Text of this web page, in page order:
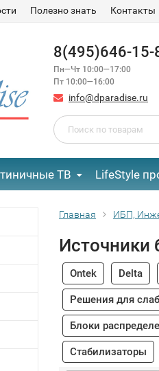
Полезно знать Контакты
8(495)646-15-
Пн—Чт 10:00—17:00
Пт 10:00—16:00
info@dparadise.ru
ТВ LifeStyle
Главная ИБП,
Источники
Ontek Delta
Решения для
Блоки
Стабилизаторы